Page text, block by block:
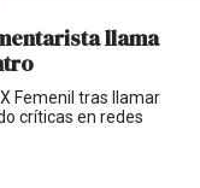
llama
Femenil tras llamar
críticas en redes